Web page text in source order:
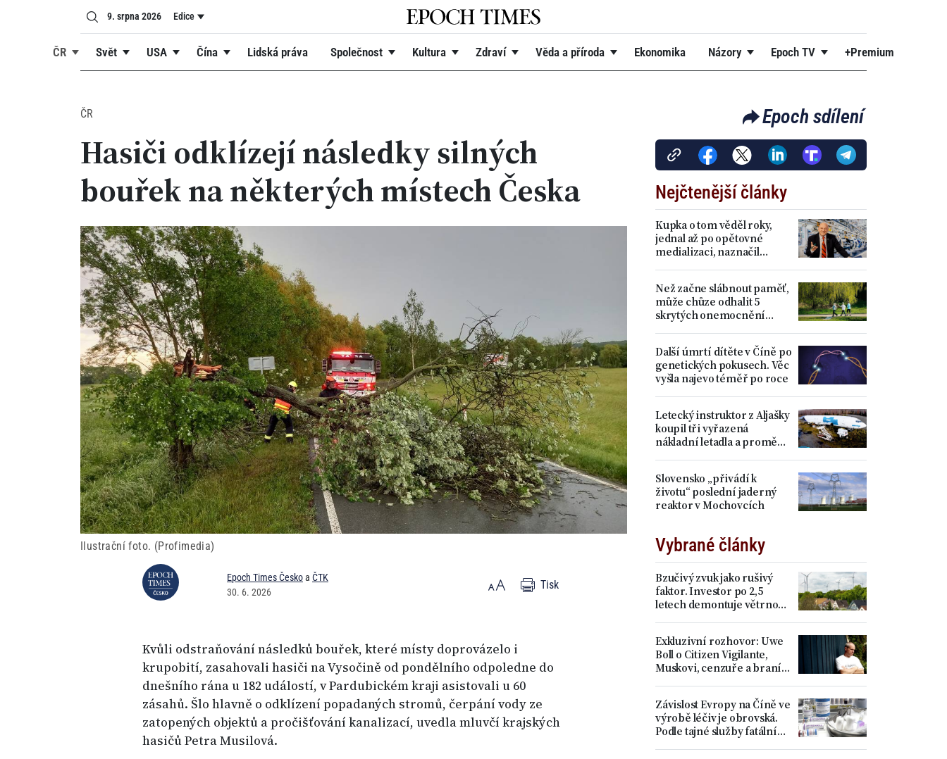
9. srpna 2026 Edice
ČR Svět USA Čína Lidská práva Společnost Kultura Zdraví Věda a příroda Ekonomika Názory Epoch TV +Premium
ČR
Hasiči odklízejí následky silných
bouřek na některých místech Česka
Ilustrační foto. (Profimedia)
Epoch Times Českoa ČTK
30. 6. 2026
Tisk
Kvůli odstraňování následků bouřek, které místy doprovázelo i
krupobití, zasahovali hasiči na Vysočině od pondělního odpoledne do
dnešního rána u 182 událostí, v Pardubickém kraji asistovali u 60
zásahů. Šlo hlavně o odklízení popadaných stromů, čerpání vody ze
zatopených objektů a pročišťování kanalizací, uvedla mluvčí krajských
hasičů Petra Musilová.
Epoch sdílení
Nejčtenější články
Kupka o tom věděl roky,
jednal až po opětovné
medializaci, naznačil
Než začne slábnout paměť,
může chůze odhalit 5
skrytých onemocnění
Další úmrtí dítěte v Číně po
genetických pokusech. Věc
vyšla najevo téměř po roce
Letecký instruktor z Aljašky
koupil tři vyřazená
nákladní letadla a proměnil
Slovensko „přivádí k
životu“ poslední jaderný
reaktor v Mochovcích
Vybrané články
Bzučivý zvuk jako rušivý
faktor. Investor po 2,5
letech demontuje větrnou
Exkluzivní rozhovor: Uwe
Boll o Citizen Vigilante,
Muskovi, cenzuře a braní
Závislost Evropy na Číně ve
výrobě léčiv je obrovská.
Podle tajné služby fatální